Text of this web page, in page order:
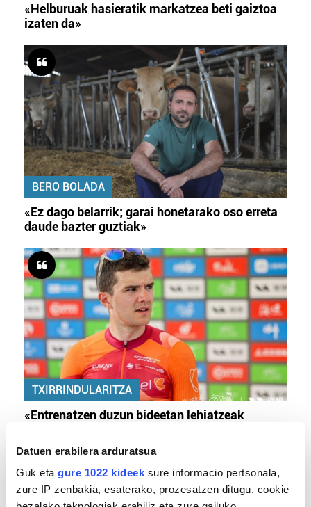
Datuen erabilera arduratsua
Guk eta gure 1022 kideek sure informacio pertsonala,
zure IP zenbakia, esaterako, prozesatzen ditugu, cookie
«Helburuak hasieratik markatzea beti gaiztoa
izaten da»
BERO BOLADA
«Ez dago belarrik; garai honetarako oso erreta
daude bazter guztiak»
TXIRRINDULARITZA
«Entrenatzen duzun bideetan lehiatzeak